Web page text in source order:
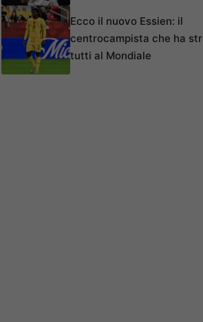
Ecco il nuovo Essien: il
centrocampista che ha
tutti al Mondiale